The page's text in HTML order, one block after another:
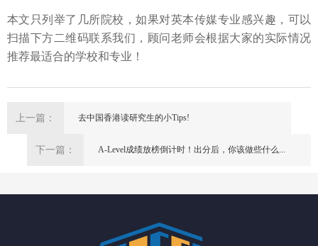
本文只列举了几所院校，如果对英本传媒专业感兴趣，可以
扫描下方二维码联系我们 ， 顾问老师会根据大家的实际情况
推荐最适合的学校和专业！
上一篇： 去中国香港读研究生的小Tips!
下一篇： A-Level成绩放榜倒计时！出分后，你该做些什么...